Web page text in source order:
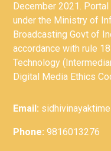
December 2021.
under the Ministry of
Broadcasting Govt of
accordance with rule
Technology
Digital Media Ethics
Email:
Phone: 9816013276